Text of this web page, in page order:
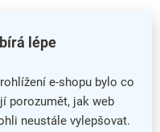
lépe
e-shopu bylo co
porozumět, jak web
neustále vylepšovat.